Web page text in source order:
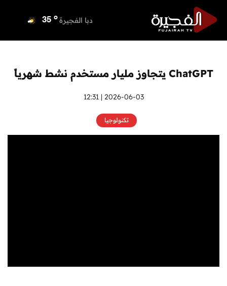
دبا الفجيرة 35 o
أم القيوين o
راس الخيمة
ChatGPT يتجاوز مليار مستخدم نشط شهرياً
2026-06-03 | 12:31
تكنولوجيا